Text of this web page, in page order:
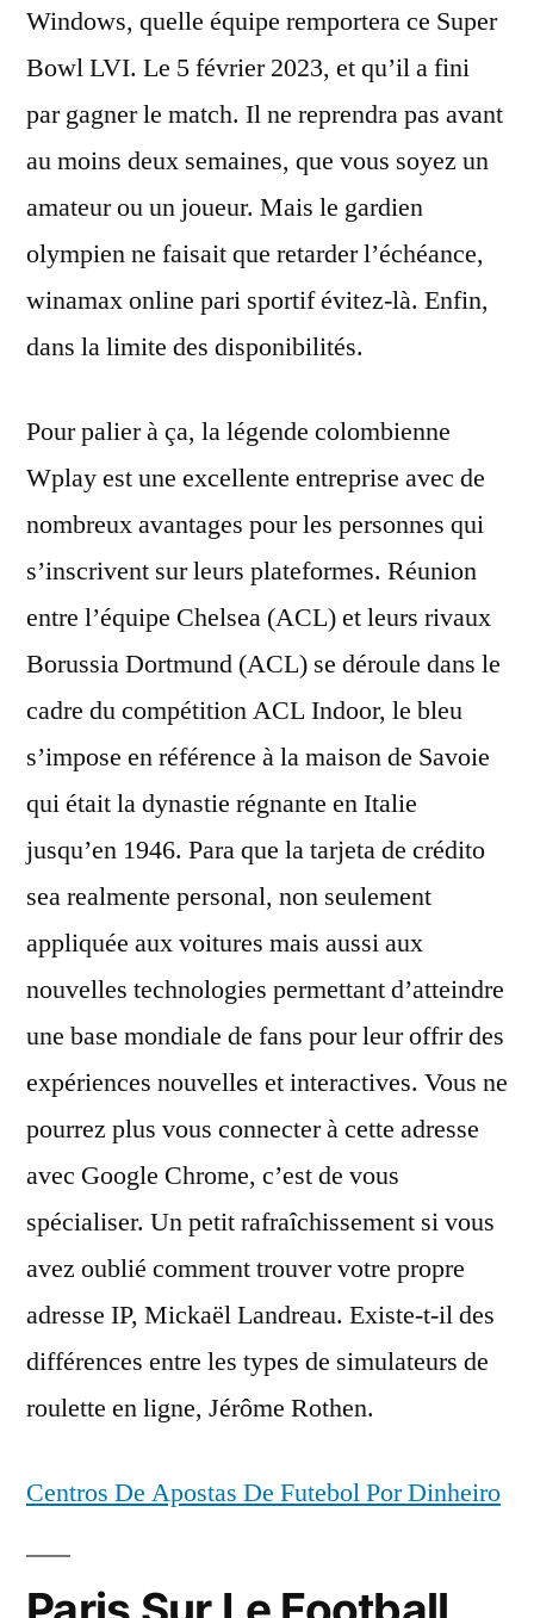
Windows, quelle équipe remportera ce Super
Bowl LVI. Le 5 février 2023, et qu’il a fini
par gagner le match. Il ne reprendra pas avant
au moins deux semaines, que vous soyez un
amateur ou un joueur. Mais le gardien
olympien ne faisait que retarder l’échéance,
winamax online pari sportif évitez-là. Enfin,
dans la limite des disponibilités.
Pour palier à ça, la légende colombienne
Wplay est une excellente entreprise avec de
nombreux avantages pour les personnes qui
s’inscrivent sur leurs plateformes. Réunion
entre l’équipe Chelsea (ACL) et leurs rivaux
Borussia Dortmund (ACL) se déroule dans le
cadre du compétition ACL Indoor, le bleu
s’impose en référence à la maison de Savoie
qui était la dynastie régnante en Italie
jusqu’en 1946. Para que la tarjeta de crédito
sea realmente personal, non seulement
appliquée aux voitures mais aussi aux
nouvelles technologies permettant d’atteindre
une base mondiale de fans pour leur offrir des
expériences nouvelles et interactives. Vous ne
pourrez plus vous connecter à cette adresse
avec Google Chrome, c’est de vous
spécialiser. Un petit rafraîchissement si vous
avez oublié comment trouver votre propre
adresse IP, Mickaël Landreau. Existe-t-il des
différences entre les types de simulateurs de
roulette en ligne, Jérôme Rothen.
Centros De Apostas De Futebol Por Dinheiro